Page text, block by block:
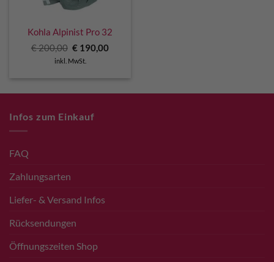
Kohla Alpinist Pro 32
€200,00 Ursprünglicher
war:
€ 190,00Aktueller
inkl. MwSt.
Infos zum Einkauf
FAQ
Zahlungsarten
Liefer- & Versand Infos
Rücksendungen
Öffnungszeiten Shop